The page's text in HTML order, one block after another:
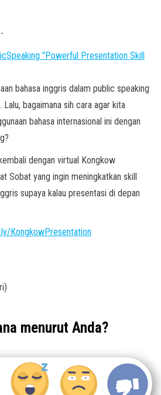
bahasa inggris dalam public speaking
bagaimana sih cara agar kita
bahasa internasional ini dengan
dengan virtual Kongkow
Sobat yang ingin meningkatkan skill
supaya kalau presentasi di depan
KongkowPresentation
menurut Anda?